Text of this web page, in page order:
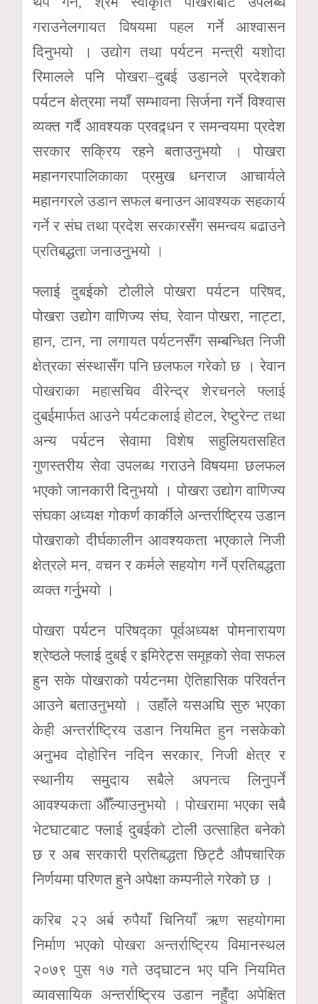
गराउनेलगायत विषयमा पहल गर्ने आश्वासन
दिनुभयो । उद्योग तथा पर्यटन मन्त्री यशोदा
रिमालले पनि पोखरा–दुबई उडानले प्रदेशको
पर्यटन क्षेत्रमा नयाँ सम्भावना सिर्जना गर्ने विश्वास
व्यक्त गर्दै आवश्यक प्रवद्र्धन र समन्वयमा प्रदेश
सरकार सक्रिय रहने बताउनुभयो । पोखरा
महानगरपालिकाका प्रमुख धनराज आचार्यले
महानगरले उडान सफल बनाउन आवश्यक सहकार्य
गर्ने र संघ तथा प्रदेश सरकारसँग समन्वय बढाउने
प्रतिबद्धता जनाउनुभयो ।
फ्लाई दुबईको टोलीले पोखरा पर्यटन परिषद,
पोखरा उद्योग वाणिज्य संघ, रेवान पोखरा, नाट्टा,
हान, टान, ना लगायत पर्यटनसँग सम्बन्धित निजी
क्षेत्रका संस्थासँग पनि छलफल गरेको छ । रेवान
पोखराका महासचिव वीरेन्द्र शेरचनले फ्लाई
दुबईमार्फत आउने पर्यटकलाई होटल, रेष्टुरेन्ट तथा
अन्य पर्यटन सेवामा विशेष सहुलियतसहित
गुणस्तरीय सेवा उपलब्ध गराउने विषयमा छलफल
भएको जानकारी दिनुभयो । पोखरा उद्योग वाणिज्य
संघका अध्यक्ष गोकर्ण कार्कीले अन्तर्राष्ट्रिय उडान
पोखराको दीर्घकालीन आवश्यकता भएकाले निजी
क्षेत्रले मन, वचन र कर्मले सहयोग गर्ने प्रतिबद्धता
व्यक्त गर्नुभयो ।
पोखरा पर्यटन परिषद्का पूर्वअध्यक्ष पोमनारायण
श्रेष्ठले फ्लाई दुबई र इमिरेट्स समूहको सेवा सफल
हुन सके पोखराको पर्यटनमा ऐतिहासिक परिवर्तन
आउने बताउनुभयो । उहाँले यसअघि सुरु भएका
केही अन्तर्राष्ट्रिय उडान नियमित हुन नसकेको
अनुभव दोहोरिन नदिन सरकार, निजी क्षेत्र र
स्थानीय समुदाय सबैले अपनत्व लिनुपर्ने
आवश्यकता औँल्याउनुभयो । पोखरामा भएका सबै
भेटघाटबाट फ्लाई दुबईको टोली उत्साहित बनेको
छ र अब सरकारी प्रतिबद्धता छिट्टै औपचारिक
निर्णयमा परिणत हुने अपेक्षा कम्पनीले गरेको छ ।
करिब २२ अर्ब रुपैयाँ चिनियाँ ऋण सहयोगमा
निर्माण भएको पोखरा अन्तर्राष्ट्रिय विमानस्थल
२०७९ पुस १७ गते उद्घाटन भए पनि नियमित
व्यावसायिक अन्तर्राष्ट्रिय उडान नहुँदा अपेक्षित